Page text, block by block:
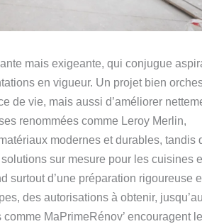
mais exigeante, qui conjugue
en vigueur. Un projet bien
de vie, mais aussi d’améliorer
renommées comme Leroy Merlin,
modernes et durables, tandis
sur mesure pour les cuisines
surtout d’une préparation rigoureuse
des autorisations à obtenir,
MaPrimeRénov’ encouragent